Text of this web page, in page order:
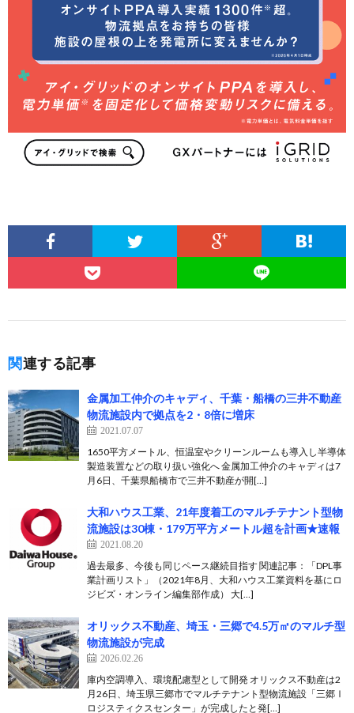
関連する記事
金属加工仲介のキャディ、千葉・船橋の三井不動産
物流施設内で拠点を2・8倍に増床
2021.07.07
1650平方メートル、恒温室やクリーンルームも導入し半導体
製造装置などの取り扱い強化へ 金属加工仲介のキャディは7
月6日、千葉県船橋市で三井不動産が開[…]
大和ハウス工業、21年度着工のマルチテナント型物
流施設は30棟・179万平方メートル超を計画★速報
2021.08.20
過去最多、今後も同じペース継続目指す 関連記事：「DPL事
業計画リスト」（2021年8月、大和ハウス工業資料を基にロ
ジビズ・オンライン編集部作成） 大[…]
オリックス不動産、埼玉・三郷で4.5万㎡のマルチ型
物流施設が完成
2026.02.26
庫内空調導入、環境配慮型として開発 オリックス不動産は2
月26日、埼玉県三郷市でマルチテナント型物流施設「三郷Ⅰ
ロジスティクスセンター」が完成したと発[…]